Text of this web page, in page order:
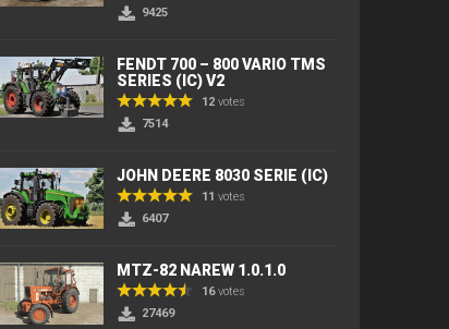
9425
FENDT 700 – 800 VARIO TMS
SERIES (IC) V2
12 votes
7514
JOHN DEERE 8030 SERIE (IC)
11 votes
6407
MTZ-82 NAREW 1.0.1.0
16votes
27469